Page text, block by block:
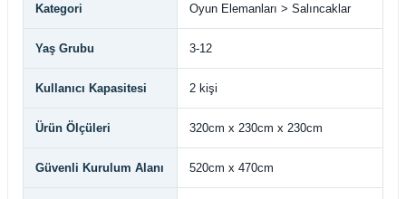
Kategori Oyun Elemanları > Salıncaklar
Yaş Grubu 3-12
Kullanıcı Kapasitesi 2 kişi
Ürün Ölçüleri 320cm x 230cm x 230cm
Güvenli Kurulum Alanı 520cm x 470cm